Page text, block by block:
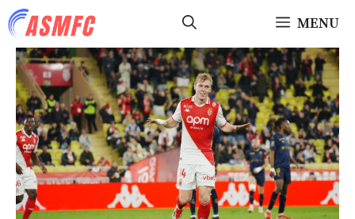
Aller
au
contenu
MENU